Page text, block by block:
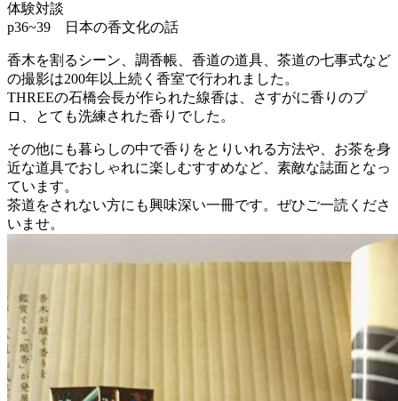
体験対談
p36~39 日本の香文化の話
香木を割るシーン、調香帳、香道の道具、茶道の七事式など
の撮影は200年以上続く香室で行われました。
THREEの石橋会長が作られた線香は、さすがに香りのプ
ロ、とても洗練された香りでした。
その他にも暮らしの中で香りをとりいれる方法や、お茶を身
近な道具でおしゃれに楽しむすすめなど、素敵な誌面となっ
ています。
茶道をされない方にも興味深い一冊です。ぜひご一読くださ
いませ。